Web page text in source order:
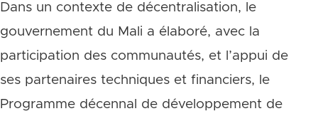
Dans un contexte de décentralisation, le
gouvernement du Mali a élaboré, avec la
participation des communautés, et l’appui de
ses partenaires techniques et financiers, le
Programme décennal de développement de